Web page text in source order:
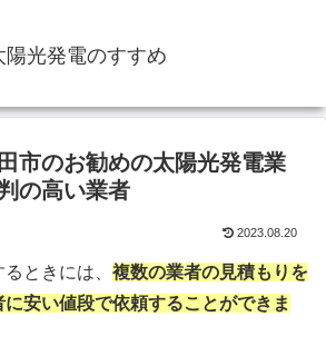
陽光発電のすすめ
市のお勧めの太陽光発電業
の高い業者
2023.08.20
ときには、 複数の業者の見積もりを
安い値段で依頼することができま